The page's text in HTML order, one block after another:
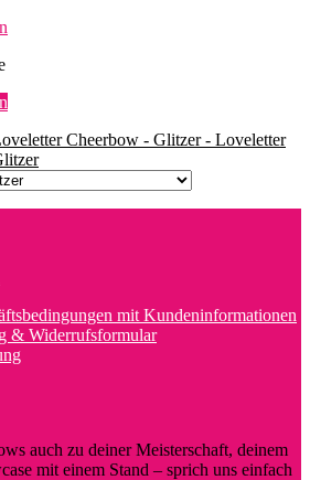
weist
mehrere
Varianten
Produktseite
gewählt
werden
Cheerbow - Glitzer - Loveletter
mit Kundeninformationen
& Widerrufsformular
auch zu deiner Meisterschaft, deinem
mit einem Stand – sprich uns einfach